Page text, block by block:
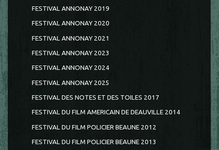
FESTIVAL ANNONAY 2019
FESTIVAL ANNONAY 2020
FESTIVAL ANNONAY 2021
FESTIVAL ANNONAY 2023
FESTIVAL ANNONAY 2024
FESTIVAL ANNONAY 2025
FESTIVAL DES NOTES ET DES TOILES 2017
FESTIVAL DU FILM AMERICAIN DE DEAUVILLE 2014
FESTIVAL DU FILM POLICIER BEAUNE 2012
FESTIVAL DU FILM POLICIER BEAUNE 2013